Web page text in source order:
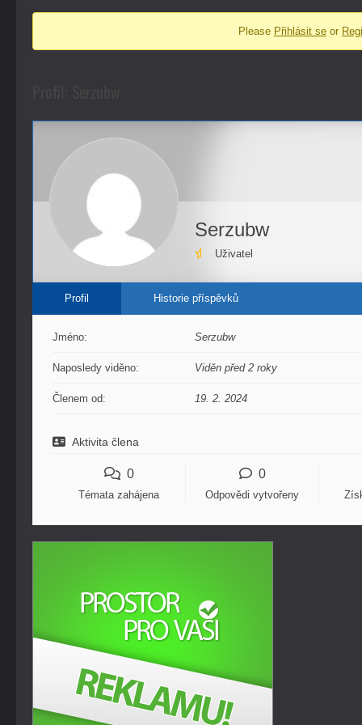
nacházíte
Please Přihlásit seor
Serzubw
Uživatel
Profil Historie příspěvků
Jméno: Serzubw
Naposledy viděno: Viděn před 2 roky
Členem od: 19. 2. 2024
Aktivita člena
0
Témata zahájena
0
Odpovědi vytvořeny